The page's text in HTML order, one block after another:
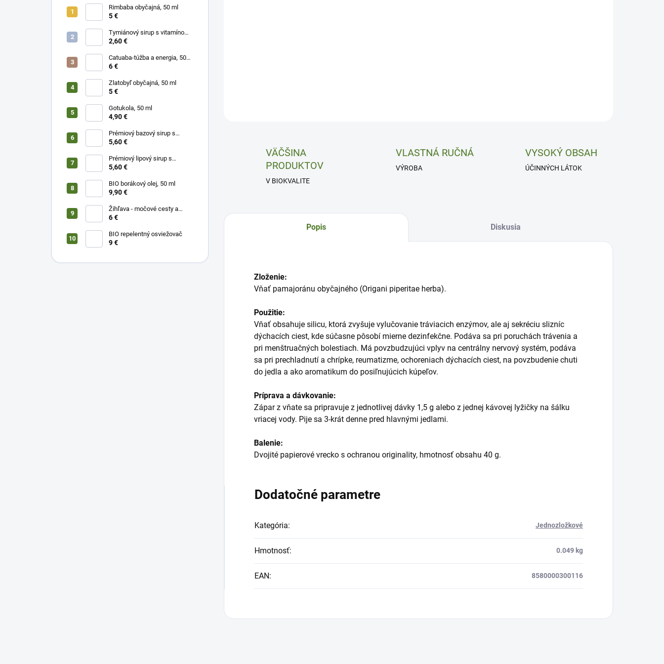
Rimbaba obyčajná, 50 ml
5 €
Tymiánový sirup s vitamínom
C
2,60 €
Catuaba-túžba a energia, 50
ml
6 €
Zlatobyľ obyčajná, 50 ml
5 €
Gotukola, 50 ml
4,90 €
Prémiový bazový sirup s
limetkou a vitam. C
5,60 €
Prémiový lipový sirup s
citrónom a vitamínom C
5,60 €
BIO borákový olej, 50 ml
9,90 €
Žihľava - močové cesty a
prostata, 50 ml
6 €
BIO repelentný osviežovač
9 €
VÄČŠINA
PRODUKTOV
V BIOKVALITE
VLASTNÁ RUČNÁ
VÝROBA
VYSOKÝ OBSAH
ÚČINNÝCH LÁTOK
Popis Diskusia
Zloženie:
Vňať pamajoránu obyčajného (Origani piperitae herba).
Použitie:
Vňať obsahuje silicu, ktorá zvyšuje vylučovanie tráviacich enzýmov, ale aj sekréciu slizníc
dýchacích ciest, kde súčasne pôsobí mierne dezinfekčne. Podáva sa pri poruchách trávenia a
pri menštruačných bolestiach. Má povzbudzujúci vplyv na centrálny nervový systém, podáva
sa pri prechladnutí a chrípke, reumatizme, ochoreniach dýchacích ciest, na povzbudenie chuti
do jedla a ako aromatikum do posiľnujúcich kúpeľov.
Príprava a dávkovanie:
Zápar z vňate sa pripravuje z jednotlivej dávky 1,5 g alebo z jednej kávovej lyžičky na šálku
vriacej vody. Pije sa 3-krát denne pred hlavnými jedlami.
Balenie:
Dvojité papierové vrecko s ochranou originality, hmotnosť obsahu 40 g.
Dodatočné parametre
Kategória: Jednozložkové
Hmotnosť: 0.049 kg
EAN: 8580000300116